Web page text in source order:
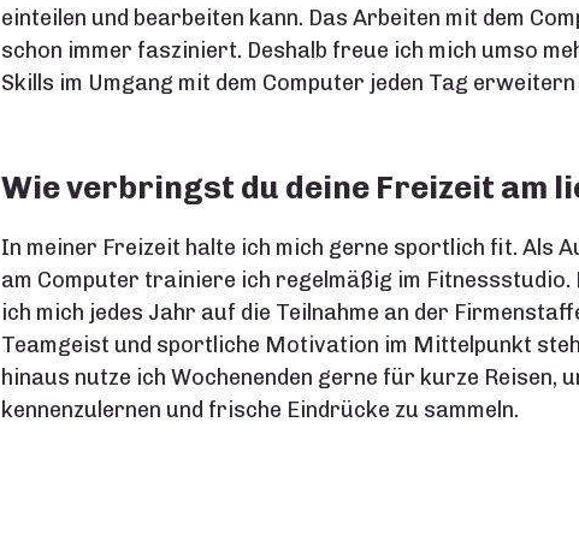
einteilen und bearbeiten kann. Das Arbeiten mit dem
schon immer fasziniert. Deshalb freue ich mich umso
Skills im Umgang mit dem Computer jeden Tag erweitern
Wie verbringst du deine Freizeit am
In meiner Freizeit halte ich mich gerne sportlich fit. Als
am Computer trainiere ich regelmäßig im Fitnessstudio.
ich mich jedes Jahr auf die Teilnahme an der
Teamgeist und sportliche Motivation im Mittelpunkt
hinaus nutze ich Wochenenden gerne für kurze Reisen,
kennenzulernen und frische Eindrücke zu sammeln.